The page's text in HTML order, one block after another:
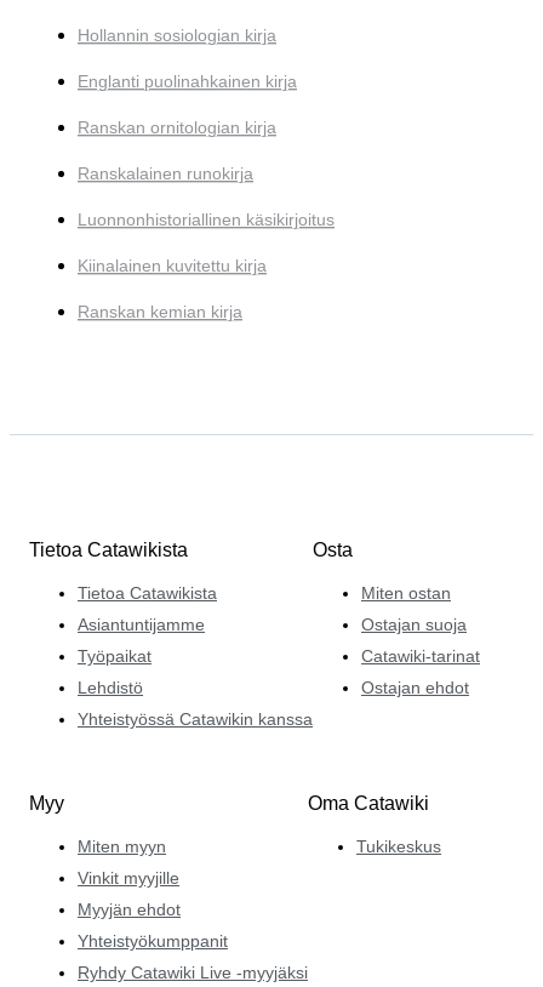
Hollannin sosiologian kirja
Englanti puolinahkainen kirja
Ranskan ornitologian kirja
Ranskalainen runokirja
Luonnonhistoriallinen käsikirjoitus
Kiinalainen kuvitettu kirja
Ranskan kemian kirja
Tietoa Catawikista
Tietoa Catawikista
Asiantuntijamme
Työpaikat
Lehdistö
Yhteistyössä Catawikin kanssa
Osta
Miten ostan
Ostajan suoja
Catawiki-tarinat
Ostajan ehdot
Myy
Miten myyn
Vinkit myyjille
Myyjän ehdot
Yhteistyökumppanit
Ryhdy Catawiki Live -myyjäksi
Oma Catawiki
Tukikeskus